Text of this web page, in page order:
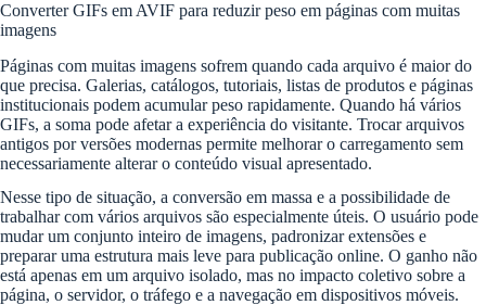
Converter GIFs em AVIF para reduzir peso em páginas com muitas
imagens
Páginas com muitas imagens sofrem quando cada arquivo é maior do
que precisa. Galerias, catálogos, tutoriais, listas de produtos e páginas
institucionais podem acumular peso rapidamente. Quando há vários
GIFs, a soma pode afetar a experiência do visitante. Trocar arquivos
antigos por versões modernas permite melhorar o carregamento sem
necessariamente alterar o conteúdo visual apresentado.
Nesse tipo de situação, a conversão em massa e a possibilidade de
trabalhar com vários arquivos são especialmente úteis. O usuário pode
mudar um conjunto inteiro de imagens, padronizar extensões e
preparar uma estrutura mais leve para publicação online. O ganho não
está apenas em um arquivo isolado, mas no impacto coletivo sobre a
página, o servidor, o tráfego e a navegação em dispositivos móveis.